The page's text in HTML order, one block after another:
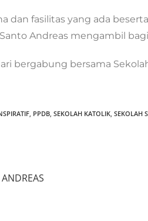
dan fasilitas yang ada
Andreas mengambil
bergabung bersama
, PPDB, SEKOLAH KATOLIK, SEKOLAH